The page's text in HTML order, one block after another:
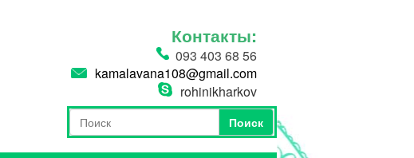
Контакты:
093 403 68 56
kamalavana108@gmail.com
rohinikharkov
Форма поиска
Поиск
Поиск